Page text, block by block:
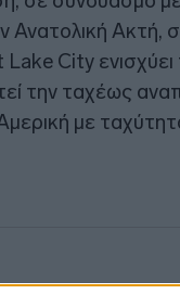
Ανατολική Ακτή,
City ενισχύει
την ταχέως
με